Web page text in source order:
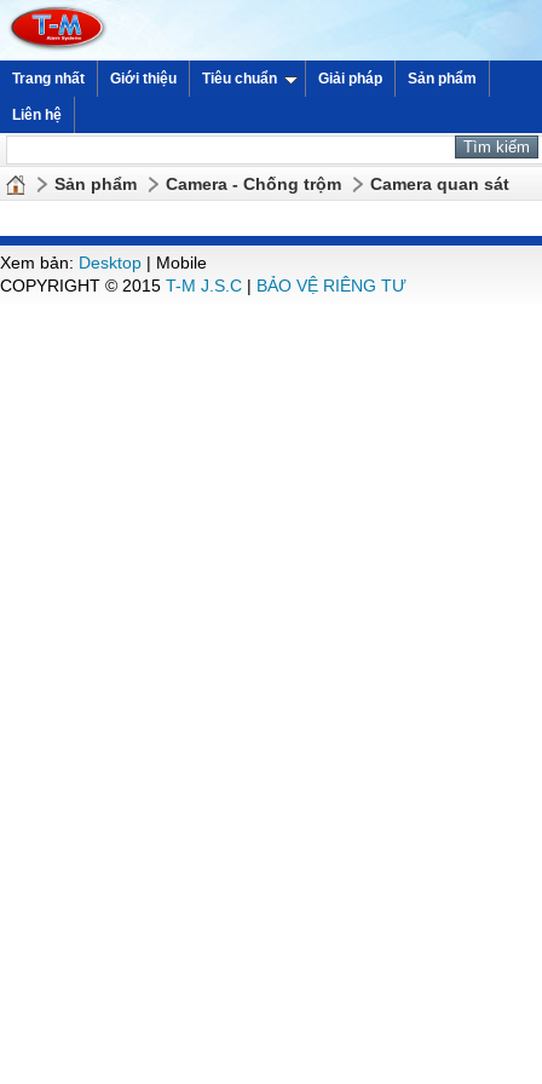
Trang nhất Giới thiệu Tiêu chuẩn Giải pháp Sản phẩm
Liên hệ
Sản phẩm Camera - Chống trộm Camera quan sát
Xem bản: Desktop | Mobile
COPYRIGHT © 2015 T-M J.S.C | BẢO VỆ RIÊNG TƯ